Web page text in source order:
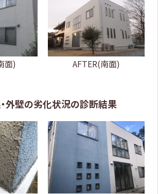
面) AFTER(南面)
・外壁の劣化状況の診断結果